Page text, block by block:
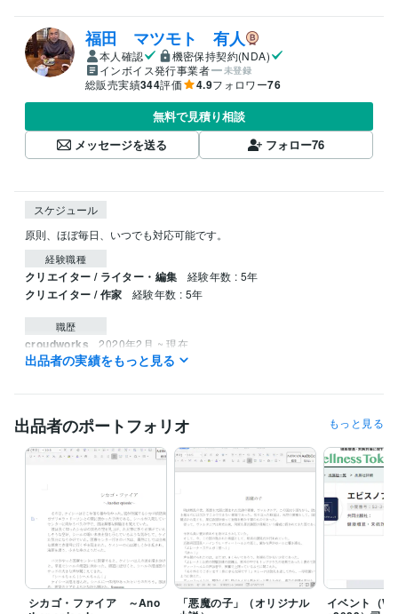
福田 マツモト 有人
本人確認
機密保持契約(NDA)
インボイス発行事業者
未登録
総販売実績344評価 4.9フォロワー76
無料で見積り相談
メッセージを送る
フォロー76
スケジュール
経験職種
クリエイター / ライター・編集 経験年数 : 5年
クリエイター / 作家 経験年数 : 5年
職歴
croudworks 2020年2月 ~ 現在
詩集「月の海」（Amazon　kindleにて発売中） 詩集「月華清明」
ペライチ:1年 Google スプレッドシート:3年 Google ドキュメント:1年
得意分野
ライティング・翻訳 一般的な作文・メールなどの文章作成
webコン
テンツ作成 創作（ストーリー作成・二次創作）
文学・哲学・芸術
語学力
英語 日常会話レベル
出品者の実績をもっと見る
出品者のポートフォリオ もっと見る
シカゴ・ファイア ～Ano
「悪魔の子」（オリジナル
イベント（